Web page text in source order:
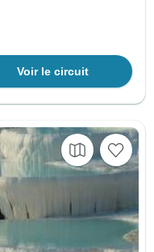
Voir le circuit